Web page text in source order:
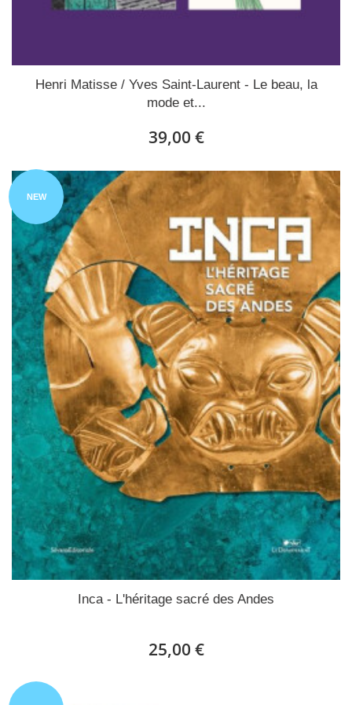
Henri Matisse / Yves Saint-Laurent - Le beau, la
mode et...
39,00 €
NEW
Inca - L'héritage sacré des Andes
25,00 €